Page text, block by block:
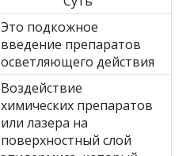
Это подкожное
введение препаратов
осветляющего действия
Воздействие
химических препаратов
или лазера на
поверхностный слой